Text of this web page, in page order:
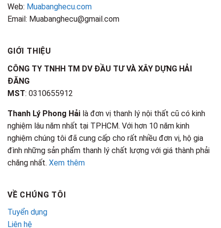
Web: Muabanghecu.com
Email: Muabanghecu@gmail.com
GIỚI THIỆU
CÔNG TY TNHH TM DV ĐẦU TƯ VÀ XÂY DỰNG HẢI
ĐĂNG
MST: 0310655912
Thanh Lý Phong Hải là đơn vị thanh lý nội thất cũ có kinh
nghiệm lâu năm nhất tại TPHCM. Với hơn 10 năm kinh
nghiệm chúng tôi đã cung cấp cho rất nhiều đơn vị, hộ gia
đình những sản phẩm thanh lý chất lượng với giá thành phải
chăng nhất. Xem thêm
VỀ CHÚNG TÔI
Tuyển dụng
Liên hệ